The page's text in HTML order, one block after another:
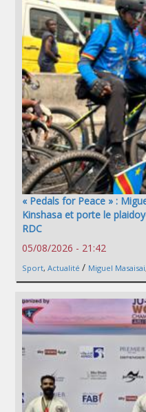
« Pedals for Peace » :
Kinshasa et porte le
RDC
05/08/2026 - 21:42
Sport, Actualité / Miguel Masaisai